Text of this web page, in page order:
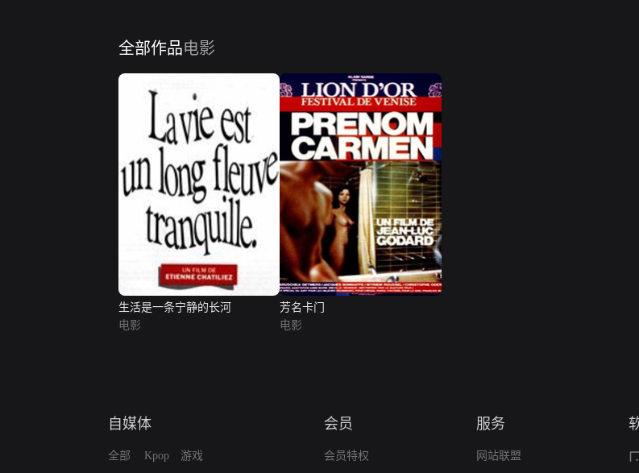
全部作品电影
生活是一条宁静的长河
电影
芳名卡门
电影
自媒体
全部 Kpop 游戏
会员
会员特权
服务
网站联盟